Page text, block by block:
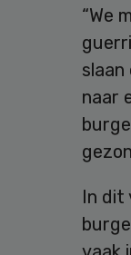
“We
naar
In dit